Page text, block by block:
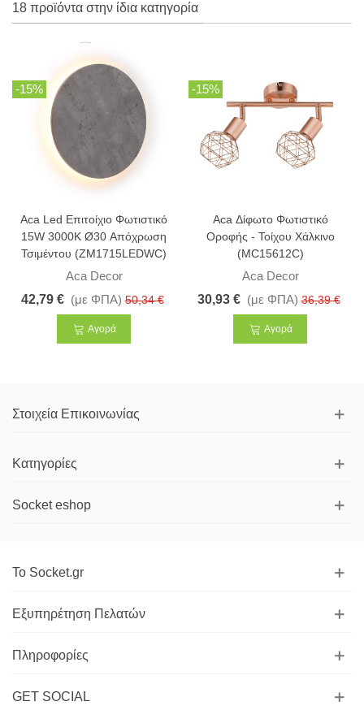
18 προϊόντα στην ίδια κατηγορία
-15%
Aca Led Επιτοίχιο Φωτιστικό
15W 3000K Ø30 Απόχρωση
Τσιμέντου (ZM1715LEDWC)
Aca Decor
42,79 € (με ΦΠΑ) 50,34 €
Αγορά
-15%
Aca Δίφωτο Φωτιστικό
Οροφής - Τοίχου Χάλκινο
(MC15612C)
Aca Decor
30,93 € (με ΦΠΑ) 36,39 €
Αγορά
Στοιχεία Επικοινωνίας
Κατηγορίες
Socket eshop
Το Socket.gr
Εξυπηρέτηση Πελατών
Πληροφορίες
GET SOCIAL